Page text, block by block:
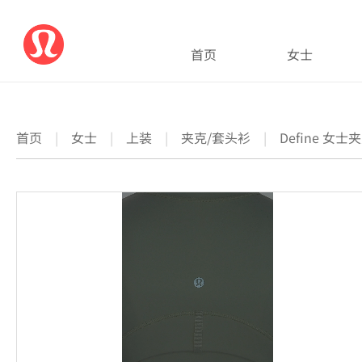
首页 女士
首页 | 女士 | 上装 | 夹克/套头衫 | Define 女士